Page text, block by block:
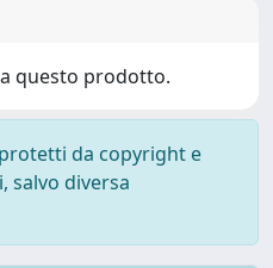
questo prodotto.
da copyright e
salvo diversa